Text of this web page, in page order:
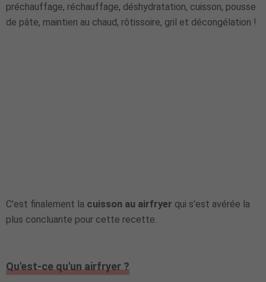
préchauffage, réchauffage, déshydratation, cuisson, pousse
de pâte, maintien au chaud, rôtissoire, gril et décongélation !
C'est finalement la cuisson au airfryer qui s'est avérée la
plus concluante pour cette recette.
Qu'est-ce qu'un airfryer ?